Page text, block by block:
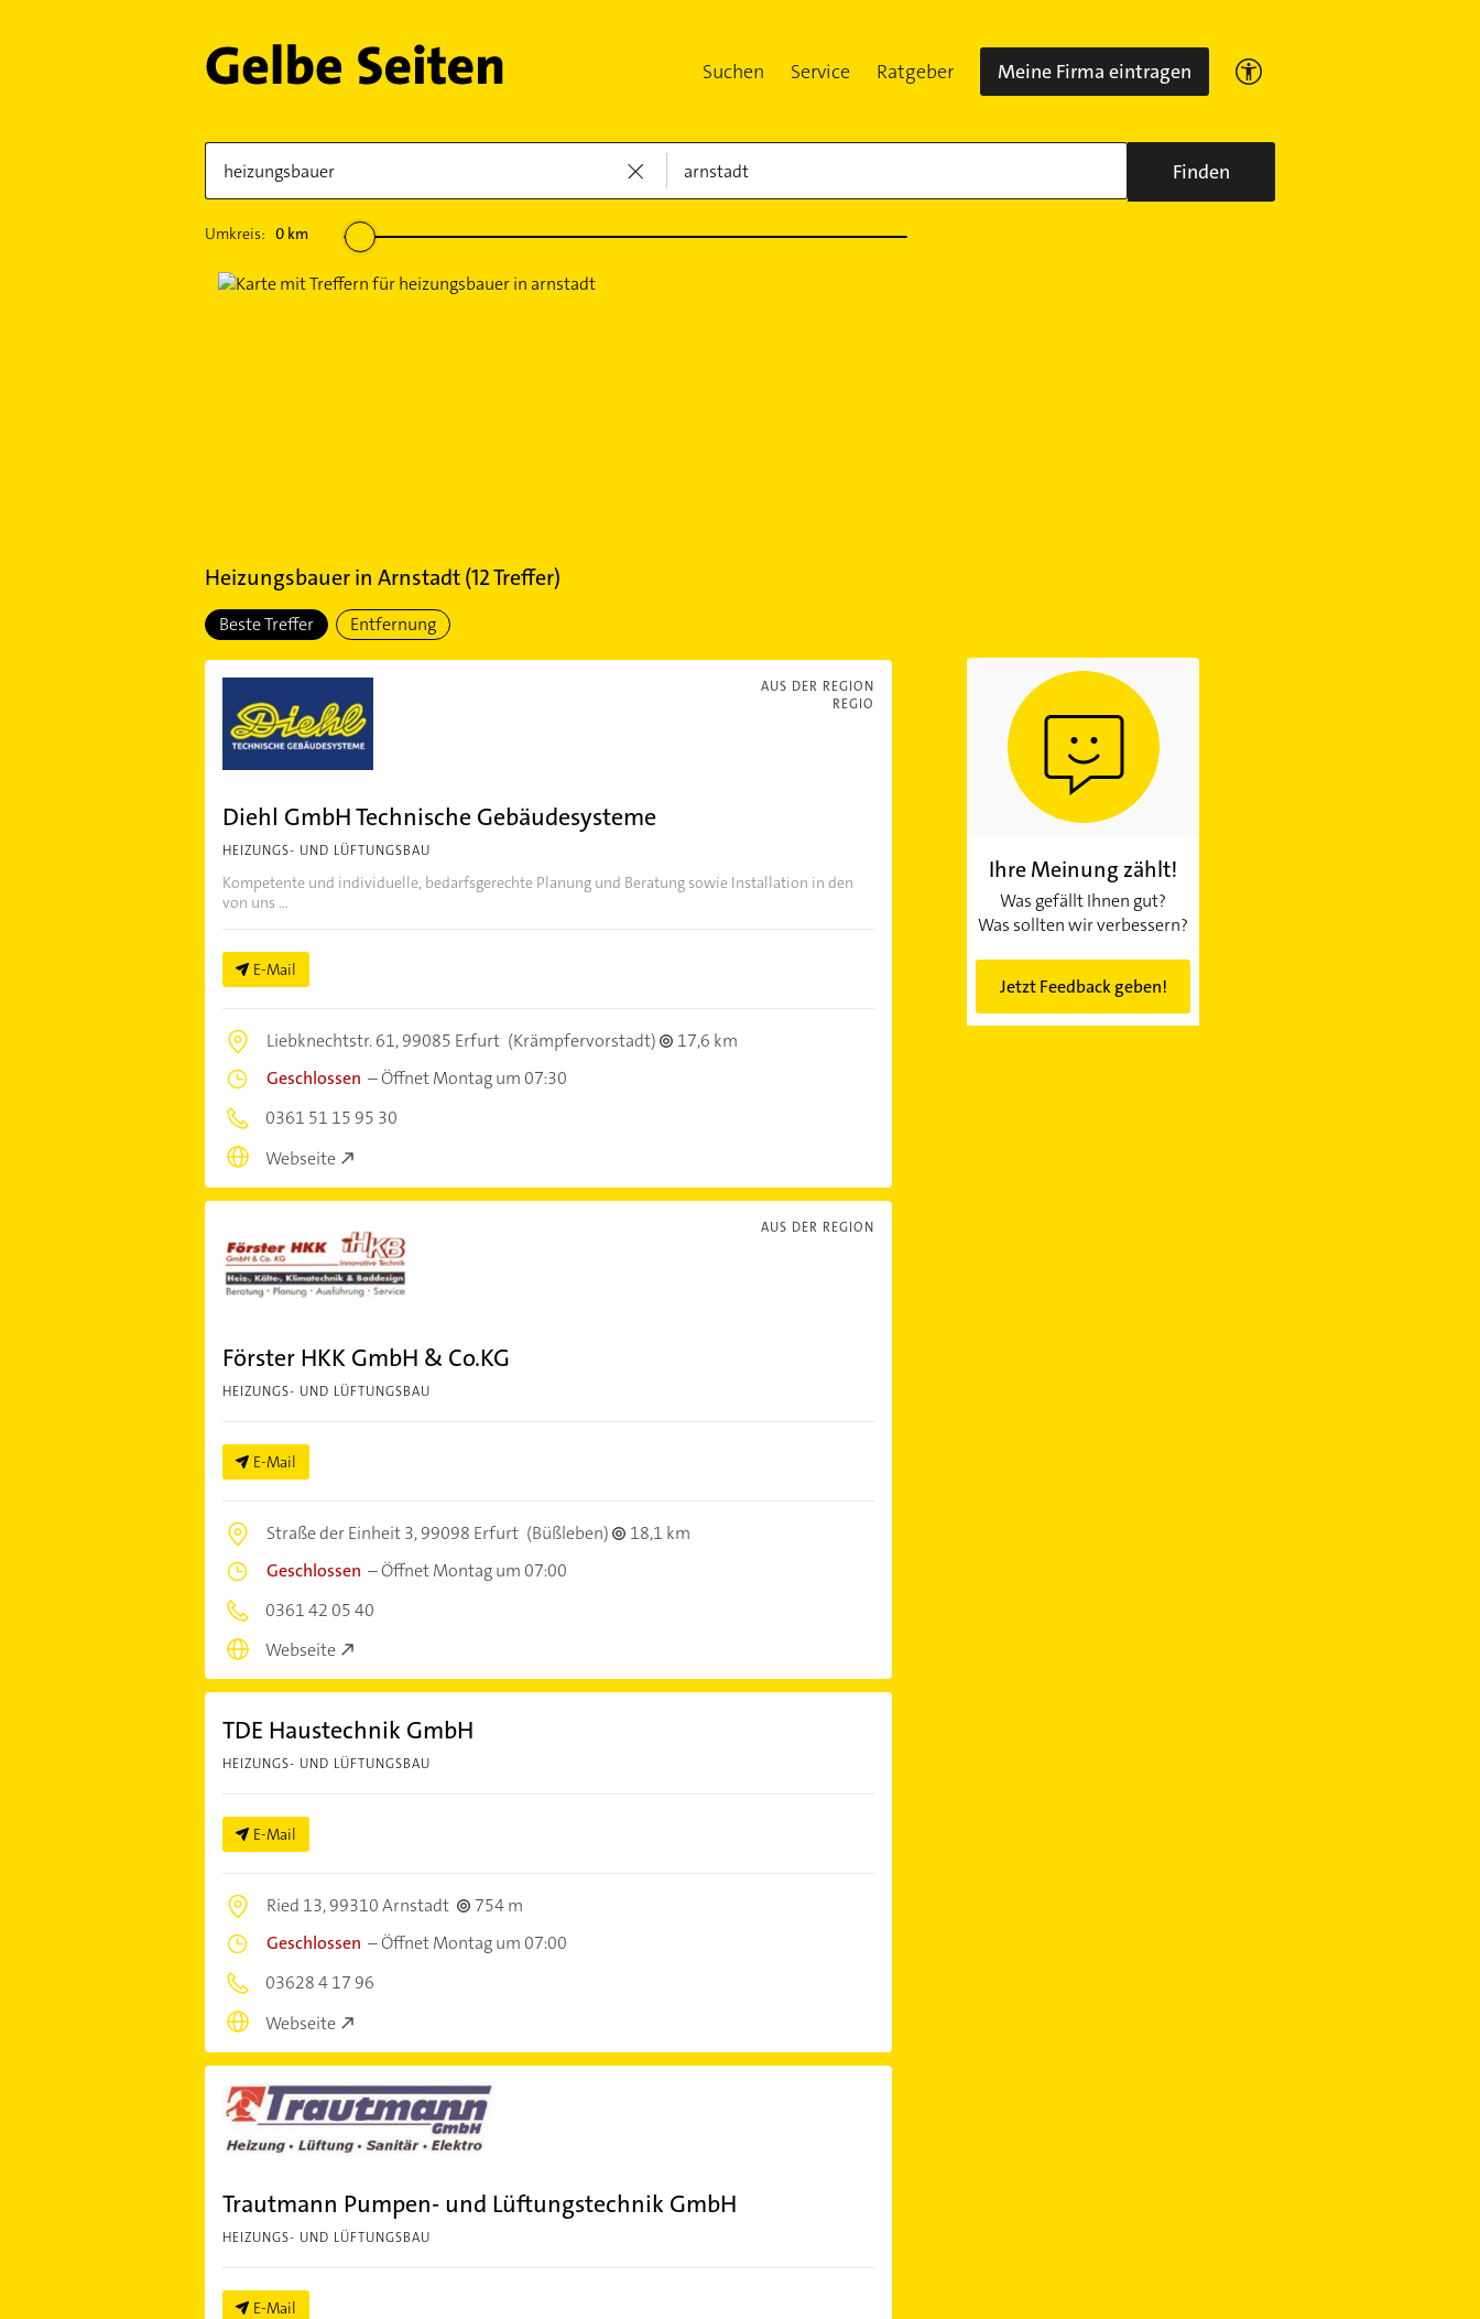
Suchen Service Ratgeber Meine Firma eintragen
Finden
Umkreis: 0km
Heizungsbauerin Arnstadt(12Treffer)
Beste Treffer Entfernung
AUS DER REGION
REGIO
Diehl GmbH Technische Gebäudesysteme
HEIZUNGS- UND LÜFTUNGSBAU
Kompetente und individuelle, bedarfsgerechte Planung und Beratung sowie Installation in den
von uns ...
E-Mail
Liebknechtstr. 61,99085 Erfurt (Krämpfervorstadt)
17,6 km
Geschlossen –Öffnet Montag um 07:30
0361 51 15 95 30
Webseite
AUS DER REGION
Förster HKK GmbH & Co.KG
HEIZUNGS- UND LÜFTUNGSBAU
E-Mail
Straße der Einheit 3,99098 Erfurt (Büßleben)
18,1 km
Geschlossen –Öffnet Montag um 07:00
0361 42 05 40
Webseite
TDE Haustechnik GmbH
HEIZUNGS- UND LÜFTUNGSBAU
E-Mail
Ried 13,99310 Arnstadt
754 m
Geschlossen –Öffnet Montag um 07:00
03628 4 17 96
Webseite
Trautmann Pumpen- und Lüftungstechnik GmbH
HEIZUNGS- UND LÜFTUNGSBAU
E-Mail
Ihre Meinung zählt!
Was gefällt Ihnen gut?
Was sollten wir verbessern?
Jetzt Feedback geben!